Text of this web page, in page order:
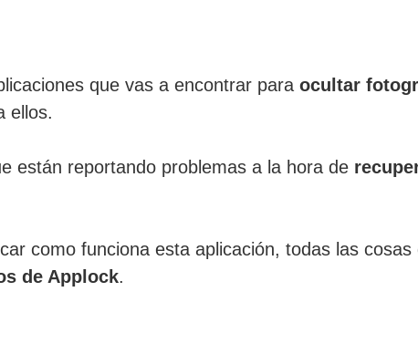
que vas a encontrar para ocultar
ellos.
están reportando problemas a la hora de
como funciona esta aplicación, todas las
de Applock.